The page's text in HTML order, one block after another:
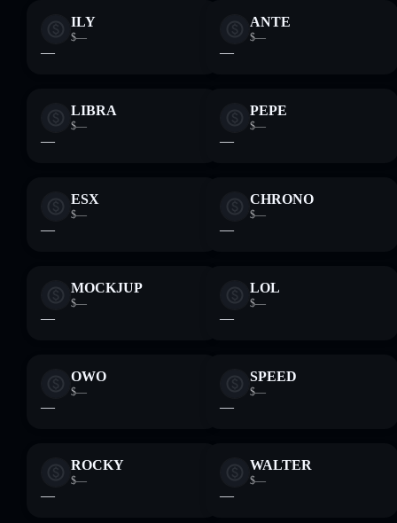
ILY
$—
—
ANTE
$—
—
LIBRA
$—
—
PEPE
$—
—
ESX
$—
—
CHRONO
$—
—
MOCKJUP
$—
—
LOL
$—
—
OWO
$—
—
SPEED
$—
—
ROCKY
$—
—
WALTER
$—
—